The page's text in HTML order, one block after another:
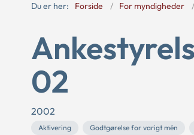
Du er her: Forside For myndigheder
02
2002
Aktivering Godtgørelse for varigt mén